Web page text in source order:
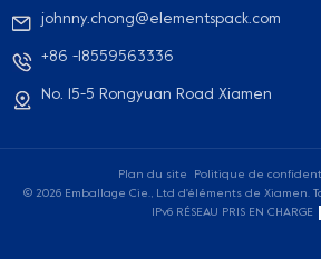
johnny.chong@elementspack.com
+86 -18559563336
No. 15-5 Rongyuan Road Xiamen
Plan du site Politique de
© 2026 Emballage Cie., Ltd d'éléments de Xiamen.
IPv6 RÉSEAU PRIS EN CHARGE